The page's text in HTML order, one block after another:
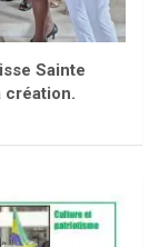
Sainte
création.